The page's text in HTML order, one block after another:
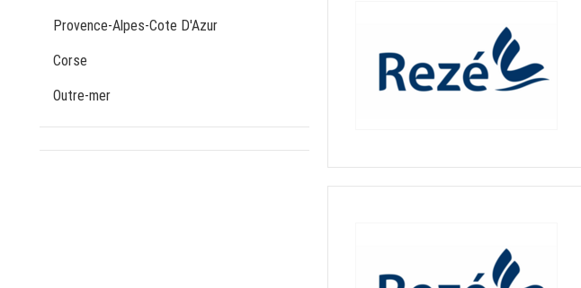
Provence-Alpes-Cote D'Azur
Corse
Outre-mer